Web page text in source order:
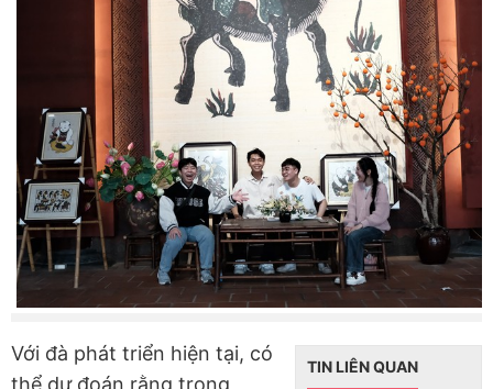
TIN LIÊN QUAN
Với đà phát triển hiện tại, có
thể dự đoán rằng trong